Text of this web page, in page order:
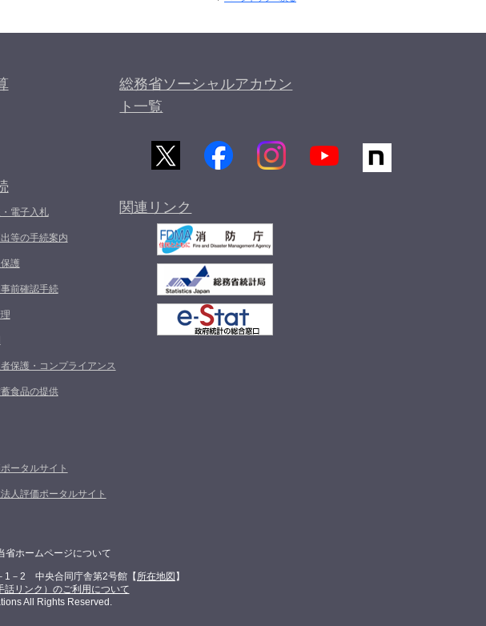
電子入札
等の手続案内
護
前確認手続
保護・コンプライアンス
食品の提供
ータルサイト
人評価ポータルサイト
総務省ソーシャルアカウン
ト一覧
関連リンク
省ホームページについて
－2 中央合同庁舎第2号館【 所在地図 】
リンク）のご利用について
All Rights Reserved.